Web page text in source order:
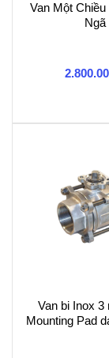
Van Một
Ngã
Van bi Inox 3
Mounting Pad